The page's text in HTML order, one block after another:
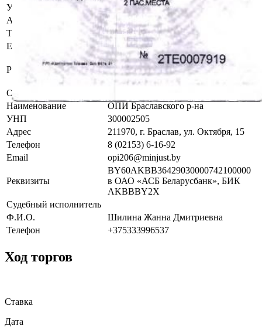
УНП
192821149
Адрес
г. Витебск, ул. Терешковой, дом 9
Телефон
+375 (29) 211-79-81
Email
kanc.vitebsk@rup.by
Реквизиты
BY16AKBB30120000422830000000
в ОАО «АСБ «Беларусбанк», БИК
AKBBBY2X
Орган принудительного исполнения
Наименование
ОПИ Браславского р-на
УНП
300002505
Адрес
211970, г. Браслав, ул. Октября, 15
Телефон
8 (02153) 6-16-92
Email
opi206@minjust.by
Реквизиты
BY60AKBB36429030000742100000
в ОАО «АСБ Беларусбанк», БИК
AKBBBY2X
Судебный исполнитель
Ф.И.О.
Шилина Жанна Дмитриевна
Телефон
+375333996537
Ход торгов
Ставка
Дата